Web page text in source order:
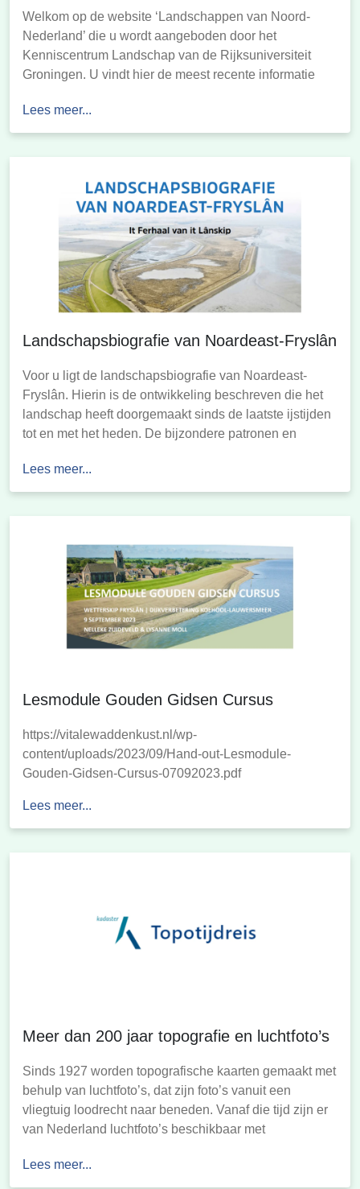
Welkom op de website ‘Landschappen van Noord-
Nederland’ die u wordt aangeboden door het
Kenniscentrum Landschap van de Rijksuniversiteit
Groningen. U vindt hier de meest recente informatie
landschap in uw streek. Ontdek hoe het landschap in
uw streek is ontstaan en bekijk de kaarten die hiervan
Lees meer...
Landschapsbiografie van Noardeast-Fryslân
Voor u ligt de landschapsbiografie van Noardeast-
Fryslân. Hierin is de ontwikkeling beschreven die het
landschap heeft doorgemaakt sinds de laatste ijstijden
tot en met het heden. De bijzondere patronen en
eeuwenlange wisselwerking tussen mens en natuur
maken het tot een landschap dat prachtig is om te
Lees meer...
Lesmodule Gouden Gidsen Cursus
https://vitalewaddenkust.nl/wp-
content/uploads/2023/09/Hand-out-Lesmodule-
Gouden-Gidsen-Cursus-07092023.pdf
Lees meer...
Meer dan 200 jaar topografie en luchtfoto’s
Sinds 1927 worden topografische kaarten gemaakt met
behulp van luchtfoto’s, dat zijn foto’s vanuit een
vliegtuig loodrecht naar beneden. Vanaf die tijd zijn er
van Nederland luchtfoto’s beschikbaar met
het maken van digitale luchtfoto’s van (delen van)
Lees meer...